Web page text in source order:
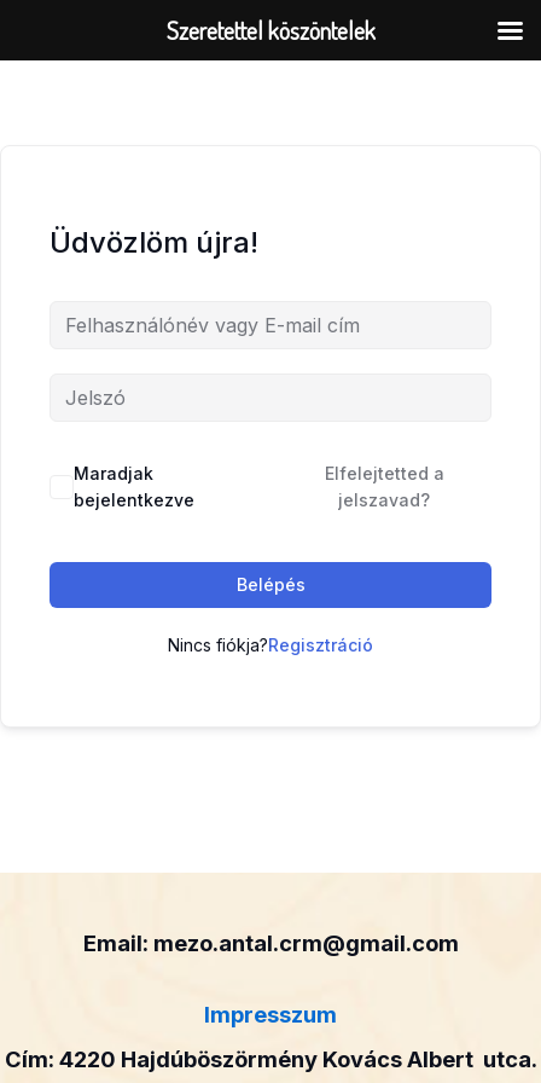
Üdvözlöm újra!
Maradjak
bejelentkezve
Elfelejtetted a
jelszavad?
Belépés
Nincs fiókja?Regisztráció
Email: mezo.antal.crm@gmail.com
Impresszum
Cím: 4220 Hajdúböszörmény Kovács Albert utca.
Szeretettel köszöntelek